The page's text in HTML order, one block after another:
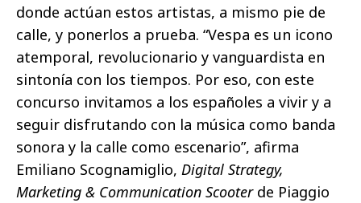
donde actúan estos artistas, a mismo pie de
calle, y ponerlos a prueba. “Vespa es un icono
atemporal, revolucionario y vanguardista en
sintonía con los tiempos. Por eso, con este
concurso invitamos a los españoles a vivir y a
seguir disfrutando con la música como banda
sonora y la calle como escenario”, afirma
Emiliano Scognamiglio, Digital Strategy,
Marketing & Communication Scooter de Piaggio